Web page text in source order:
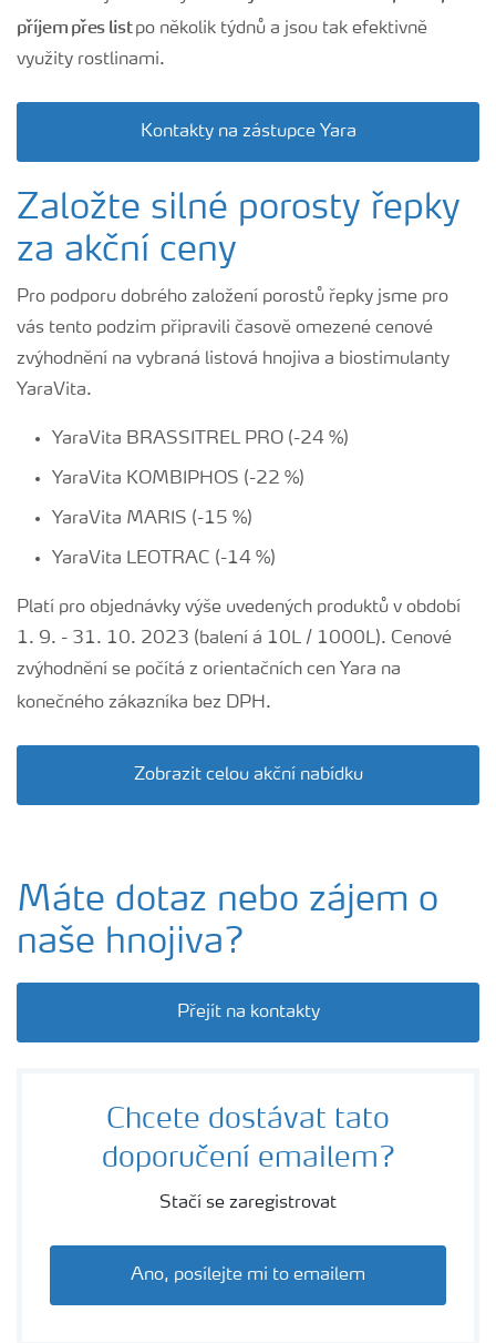
příjem přes listpo několik týdnů a jsou tak efektivně
využity rostlinami.
Kontakty na zástupce Yara
Založte silné porosty řepky
za akční ceny
Pro podporu dobrého založení porostů řepky jsme pro
vás tento podzim připravili časově omezené cenové
zvýhodnění na vybraná listová hnojiva a biostimulanty
YaraVita.
YaraVita BRASSITREL PRO (-24 %)
YaraVita KOMBIPHOS (-22 %)
YaraVita MARIS (-15 %)
YaraVita LEOTRAC (-14 %)
Platí pro objednávky výše uvedených produktů v období
1. 9. - 31. 10. 2023 (balení á 10L / 1000L). Cenové
zvýhodnění se počítá z orientačních cen Yara na
konečného zákazníka bez DPH.
Zobrazit celou akční nabídku
Máte dotaz nebo zájem o
naše hnojiva?
Přejít na kontakty
Chcete dostávat tato
doporučení emailem?
Stačí se zaregistrovat
Ano, posílejte mi to emailem